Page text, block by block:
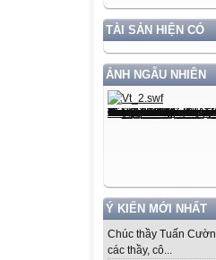
TÀI SẢN HIỆN CÓ
ẢNH NGẪU NHIÊN
Ý KIẾN MỚI NHẤT
Chúc thầy Tuấn
các thầy, cô...